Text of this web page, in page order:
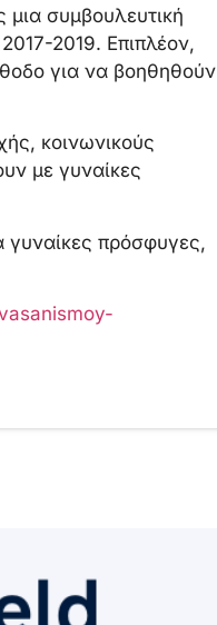
συμβουλευτική
2019. Επιπλέον,
για να βοηθηθούν
κοινωνικούς
με γυναίκες
γυναίκες πρόσφυγες,